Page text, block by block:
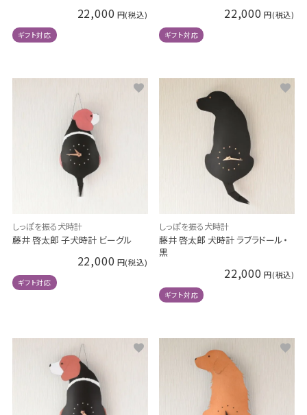
22,000
ギフト対応
22,000
ギフト対応
しっぽを振る犬時計
藤井 啓太郎 子犬時計 ビーグル
22,000
ギフト対応
しっぽを振る犬時計
藤井 啓太郎 犬時計 ラブラドール・
黒
22,000
ギフト対応